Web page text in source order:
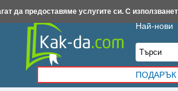
Най-нови
Kak-da.com Iztochnik.com BauBau.bg NewAge.bg
да предоставяме услугите си. С